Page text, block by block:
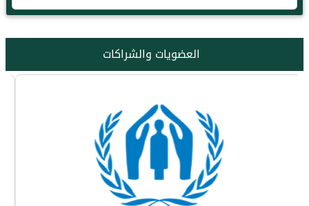
العضويات والشراكات